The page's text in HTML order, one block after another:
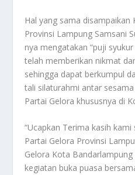
Hal yang sama disampaikan
Provinsi Lampung Samsani
nya mengatakan “puji
telah memberikan nikmat
sehingga dapat berkumpul
tali silaturahmi antar
Partai Gelora khususnya di
“Ucapkan Terima kasih
Partai Gelora Provinsi
Gelora Kota
kegiatan buka puasa